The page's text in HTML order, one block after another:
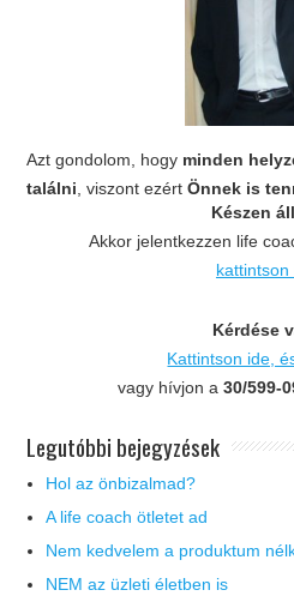
Azt gondolom, hogy minden
találni, viszont ezértÖnnek is
Készen
Akkor jelentkezzen life
kattintson
Kérdése
Kattintson ide,
vagy hívjon a 30/599-
Legutóbbi bejegyzések
Hol az önbizalmad?
A life coach ötletet ad
Nem kedvelem a produktum
NEM az üzleti életben is